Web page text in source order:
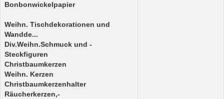
Bonbonwickelpapier
Weihn. Tischdekorationen und
Wandde...
Div.Weihn.Schmuck und -
Steckfiguren
Christbaumkerzen
Weihn. Kerzen
Christbaumkerzenhalter
Räucherkerzen,-